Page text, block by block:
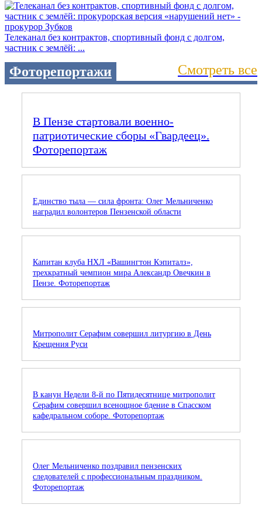
Телеканал без контрактов, спортивный фонд с долгом,
частник с землёй: ...
Фоторепортажи Смотреть все
В Пензе стартовали военно-
патриотические сборы «Гвардеец».
Фоторепортаж
Единство тыла — сила фронта: Олег Мельниченко
наградил волонтеров Пензенской области
Капитан клуба НХЛ «Вашингтон Кэпиталз»,
трехкратный чемпион мира Александр Овечкин в
Пензе. Фоторепортаж
Митрополит Серафим совершил литургию в День
Крещения Руси
В канун Недели 8-й по Пятидесятнице митрополит
Серафим совершил всенощное бдение в Спасском
кафедральном соборе. Фоторепортаж
Олег Мельниченко поздравил пензенских
следователей с профессиональным праздником.
Фоторепортаж